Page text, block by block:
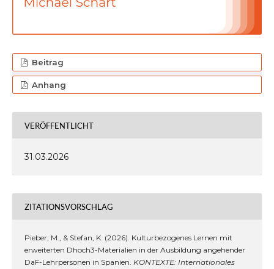
Beitrag
Anhang
VERÖFFENTLICHT
31.03.2026
ZITATIONSVORSCHLAG
Pieber, M., & Stefan, K. (2026). Kulturbezogenes Lernen mit
erweiterten Dhoch3-Materialien in der Ausbildung angehender
DaF-Lehrpersonen in Spanien. KONTEXTE: Internationales